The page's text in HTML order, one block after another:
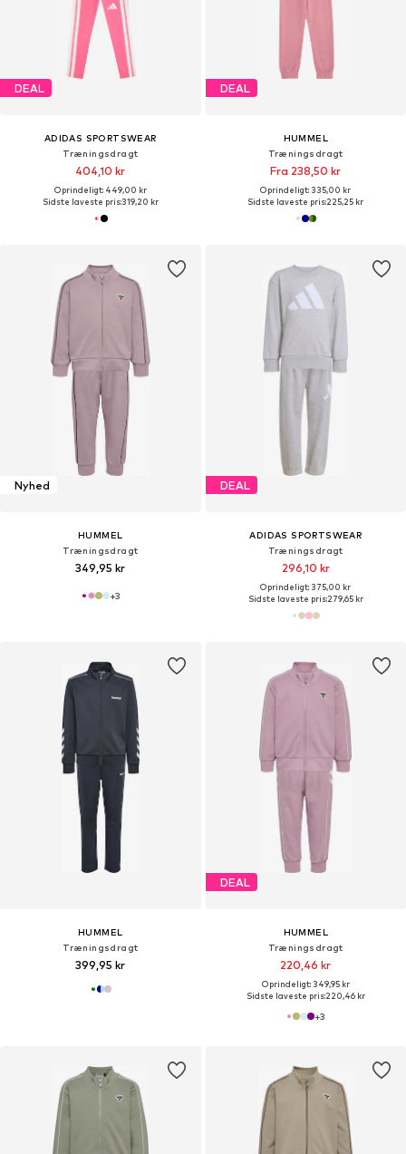
DEAL
ADIDAS SPORTSWEAR
Træningsdragt
404,10 kr
Oprindeligt: 449,00 kr
Sidste laveste pris:319,20 kr
DEAL
HUMMEL
Træningsdragt
Fra 238,50 kr
Oprindeligt: 335,00 kr
Sidste laveste pris:225,25 kr
Nyhed
HUMMEL
Træningsdragt
349,95 kr
+3
DEAL
ADIDAS SPORTSWEAR
Træningsdragt
296,10 kr
Oprindeligt: 375,00 kr
Sidste laveste pris:279,65 kr
HUMMEL
Træningsdragt
399,95 kr
DEAL
HUMMEL
Træningsdragt
220,46 kr
Oprindeligt: 349,95 kr
Sidste laveste pris:220,46 kr
+3